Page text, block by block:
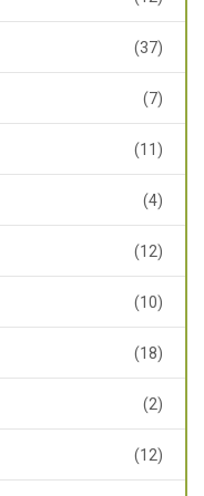
(37)
(7)
(11)
(4)
(12)
(10)
(18)
(2)
(12)